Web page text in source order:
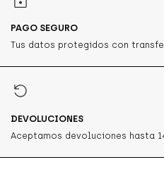
PAGO SEGURO
Tus datos protegidos con
DEVOLUCIONES
Aceptamos devoluciones hasta